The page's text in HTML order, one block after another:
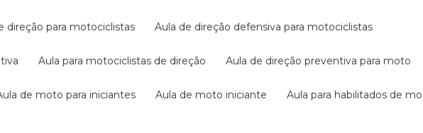
direção para motociclistas aula de direção defensiva para motociclistas
aula para motociclistas de direção aula de direção preventiva para moto
aula de moto para iniciantes aula de moto iniciante aula para habilitados de